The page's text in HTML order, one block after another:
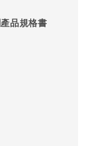
品規格書